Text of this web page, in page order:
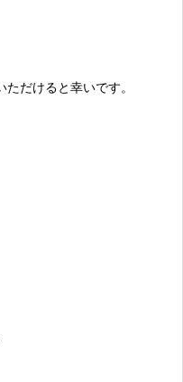
だけると幸いです。